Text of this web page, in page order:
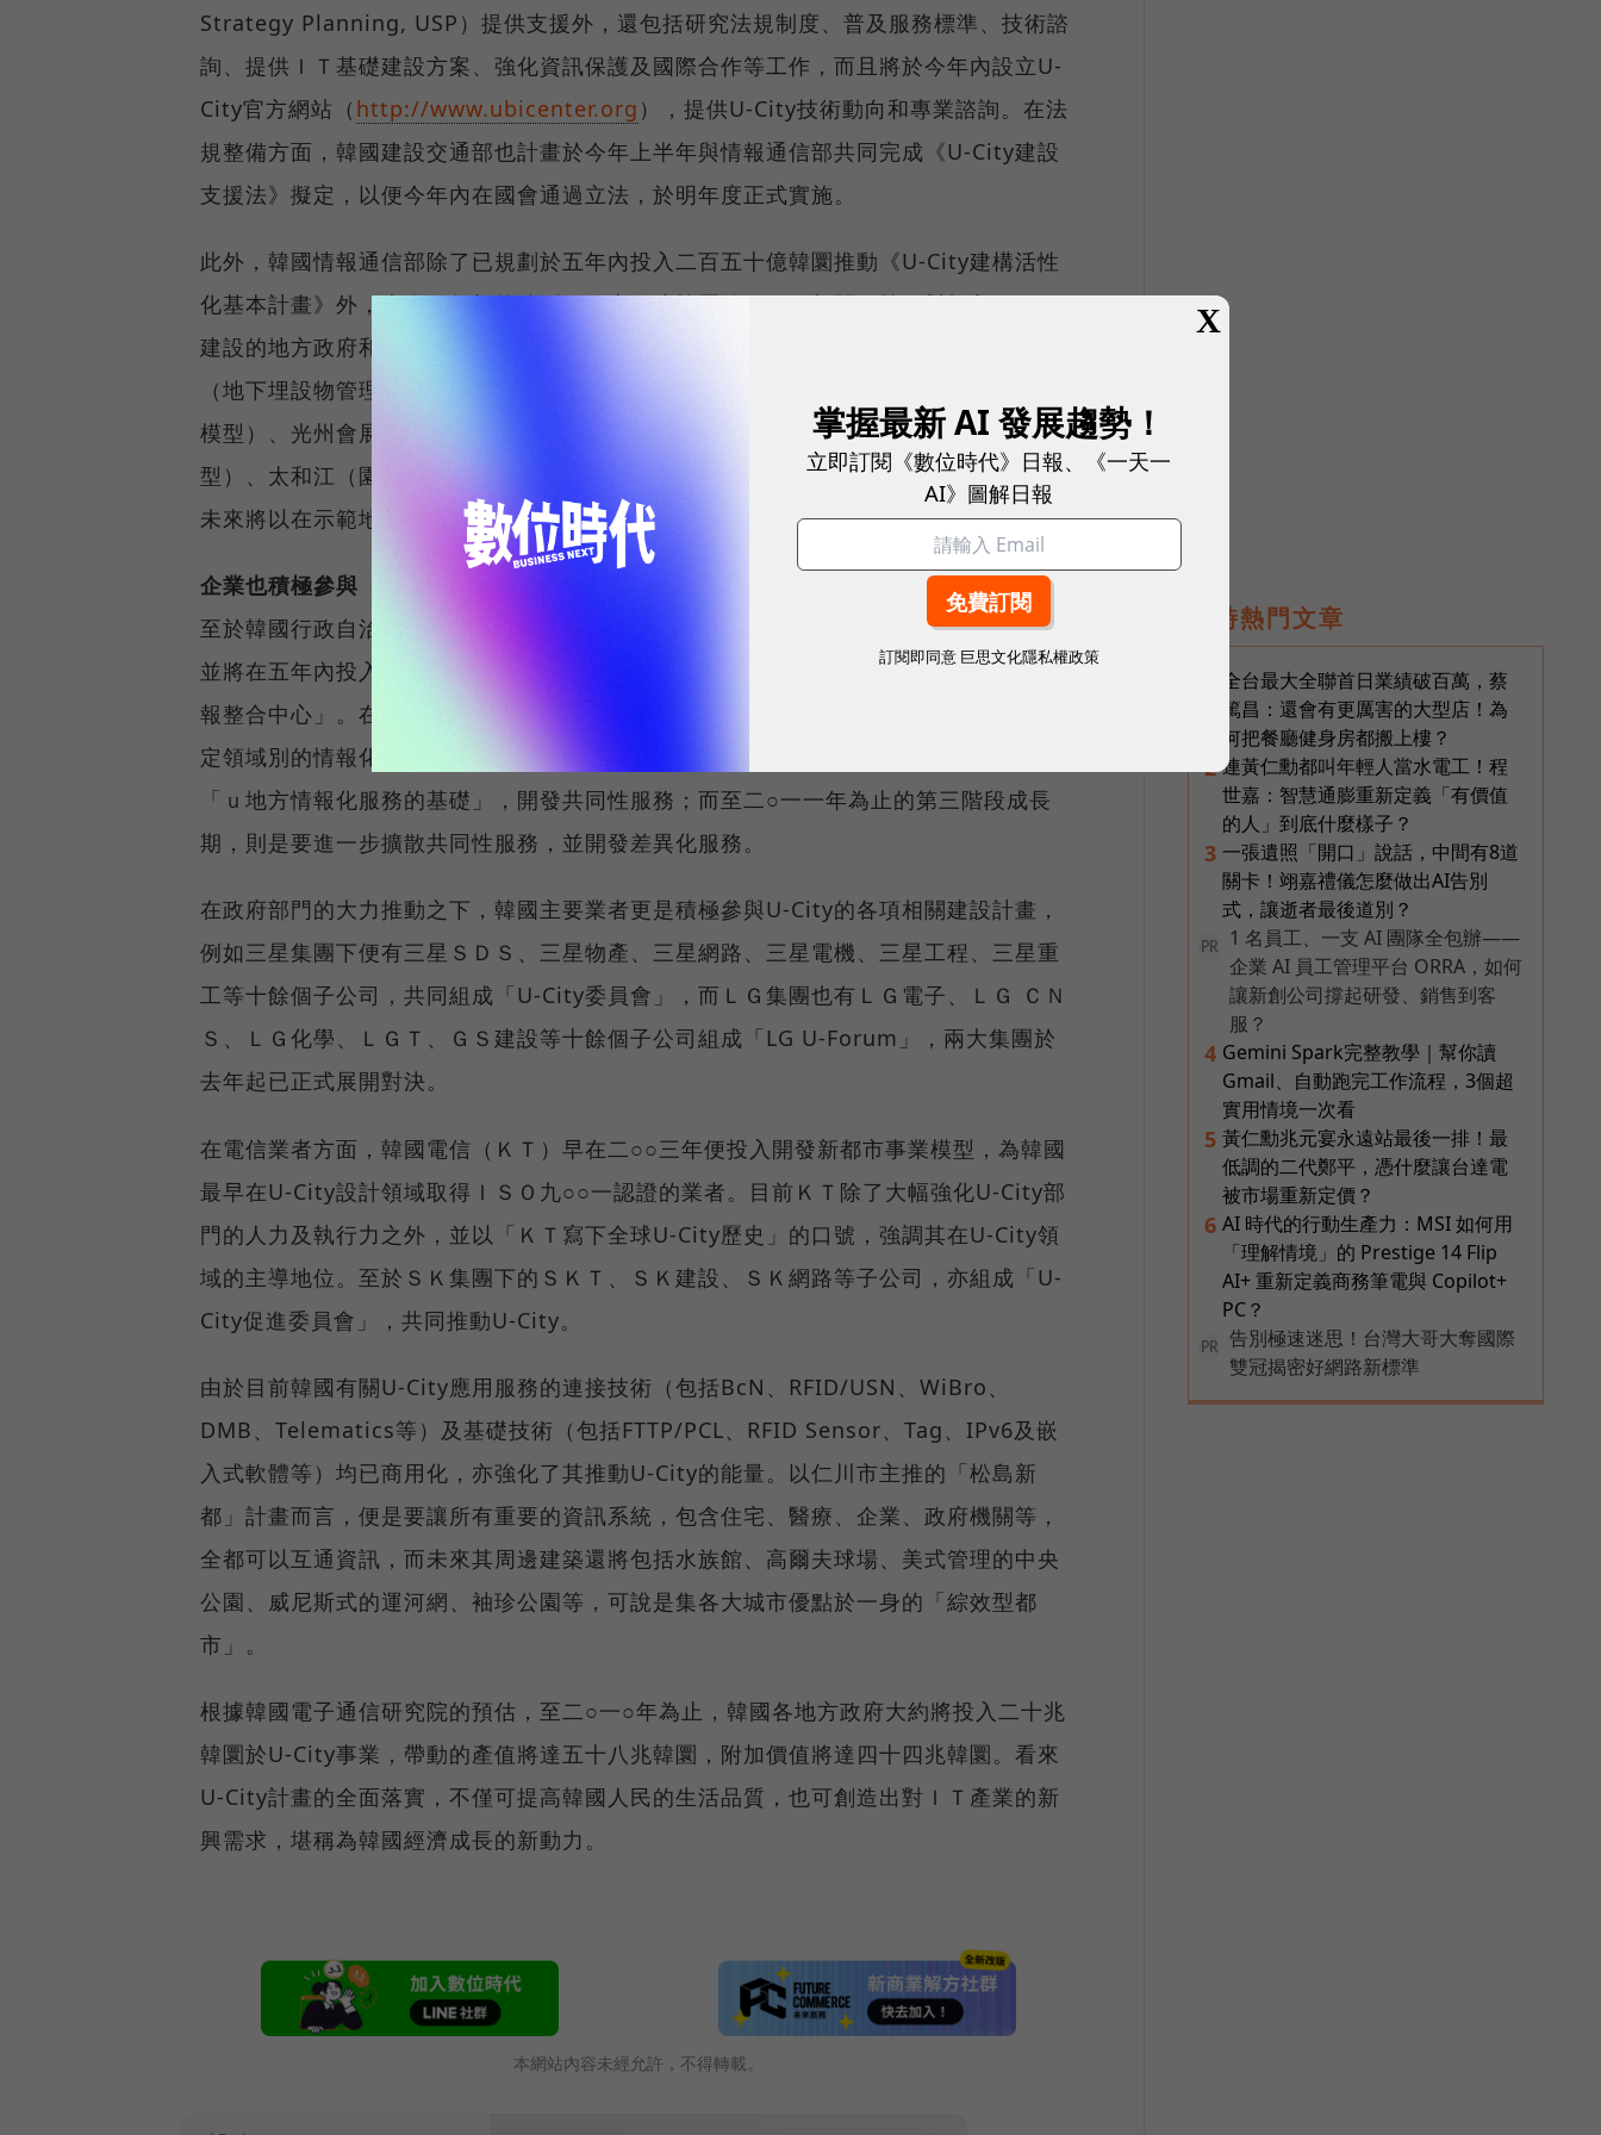
Strategy Planning, USP）提供支援外，還包括研究法規制度、普及服務標準、技術諮
詢、提供ＩＴ基礎建設方案、強化資訊保護及國際合作等工作，而且將於今年內設立U-
City官方網站（ http://www.ubicenter.org ），提供U-City技術動向和專業諮詢。在法
規整備方面，韓國建設交通部也計畫於今年上半年與情報通信部共同完成《U-City建設
支援法》擬定，以便今年內在國會通過立法，於明年度正式實施。
此外，韓國情報通信部除了已規劃於五年內投入二百五十億韓圜推動《U-City建構活性
化基本計畫》外，也在今年額外編列了四十二億韓圜的U-City相關預算，對投入U-City
建設的地方政府和業者提供直接支援，補助六個U-City的示範地區工作事項，包括松島
（地下埋設物管理模型）、清溪川（生態及文化服務模型）、海雲台（觀光及安全服務
模型）、光州會展中心（地上設施管理模型）、世宗．燕岐郡（建設工地及工程管理模
型）、太和江（園區污染管理模型），計畫在今年底前完成示範區的建構並開始營運，
未來將以在示範地區的檢測結果為基礎，建構出U-City的標準模型。
企業也積極參與
至於韓國行政自治部則早在一九九五年起便擔任著地方自治團體情報化計畫的整合者，
並將在五年內投入九千二百○五億韓圜來整合地方政府的情報資源，分階段建構「地方情
報整合中心」。在今年底為止的第一階段導入期，主要將投入二十五億韓圜的經費，擬
定領域別的情報化策略計畫；接下來到二○○九年為止的基礎建設期，則將致力於建構
「ｕ地方情報化服務的基礎」，開發共同性服務；而至二○一一年為止的第三階段成長
期，則是要進一步擴散共同性服務，並開發差異化服務。
在政府部門的大力推動之下，韓國主要業者更是積極參與U-City的各項相關建設計畫，
例如三星集團下便有三星ＳＤＳ、三星物產、三星網路、三星電機、三星工程、三星重
工等十餘個子公司，共同組成「U-City委員會」，而ＬＧ集團也有ＬＧ電子、ＬＧ ＣＮ
Ｓ、ＬＧ化學、ＬＧＴ、ＧＳ建設等十餘個子公司組成「LG U-Forum」，兩大集團於
去年起已正式展開對決。
在電信業者方面，韓國電信（ＫＴ）早在二○○三年便投入開發新都市事業模型，為韓國
最早在U-City設計領域取得ＩＳＯ九○○一認證的業者。目前ＫＴ除了大幅強化U-City部
門的人力及執行力之外，並以「ＫＴ寫下全球U-City歷史」的口號，強調其在U-City領
域的主導地位。至於ＳＫ集團下的ＳＫＴ、ＳＫ建設、ＳＫ網路等子公司，亦組成「U-
City促進委員會」，共同推動U-City。
由於目前韓國有關U-City應用服務的連接技術（包括BcN、RFID/USN、WiBro、
DMB、Telematics等）及基礎技術（包括FTTP/PCL、RFID Sensor、Tag、IPv6及嵌
入式軟體等）均已商用化，亦強化了其推動U-City的能量。以仁川市主推的「松島新
都」計畫而言，便是要讓所有重要的資訊系統，包含住宅、醫療、企業、政府機關等，
全都可以互通資訊，而未來其周邊建築還將包括水族館、高爾夫球場、美式管理的中央
公園、威尼斯式的運河網、袖珍公園等，可說是集各大城市優點於一身的「綜效型都
市」。
根據韓國電子通信研究院的預估，至二○一○年為止，韓國各地方政府大約將投入二十兆
韓圜於U-City事業，帶動的產值將達五十八兆韓圜，附加價值將達四十四兆韓圜。看來
U-City計畫的全面落實，不僅可提高韓國人民的生活品質，也可創造出對ＩＴ產業的新
興需求，堪稱為韓國經濟成長的新動力。
本網站內容未經允許，不得轉載。
即時熱門文章
全台最大全聯首日業績破百萬，蔡
篤昌：還會有更厲害的大型店！為
何把餐廳健身房都搬上樓？
2 連黃仁勳都叫年輕人當水電工！程
世嘉：智慧通膨重新定義「有價值
的人」到底什麼樣子？
3 一張遺照「開口」說話，中間有8道
關卡！翊嘉禮儀怎麼做出AI告別
式，讓逝者最後道別？
PR
1 名員工、一支 AI 團隊全包辦——
企業 AI 員工管理平台 ORRA，如何
讓新創公司撐起研發、銷售到客
服？
4 Gemini Spark完整教學｜幫你讀
Gmail、自動跑完工作流程，3個超
實用情境一次看
5 黃仁勳兆元宴永遠站最後一排！最
低調的二代鄭平，憑什麼讓台達電
被市場重新定價？
6 AI 時代的行動生產力：MSI 如何用
「理解情境」的 Prestige 14 Flip
AI+ 重新定義商務筆電與 Copilot+
PC？
PR
告別極速迷思！台灣大哥大奪國際
雙冠揭密好網路新標準
X
掌握最新 AI 發展趨勢！
立即訂閱《數位時代》日報、《一天一
AI》圖解日報
訂閱即同意 巨思文化隱私權政策